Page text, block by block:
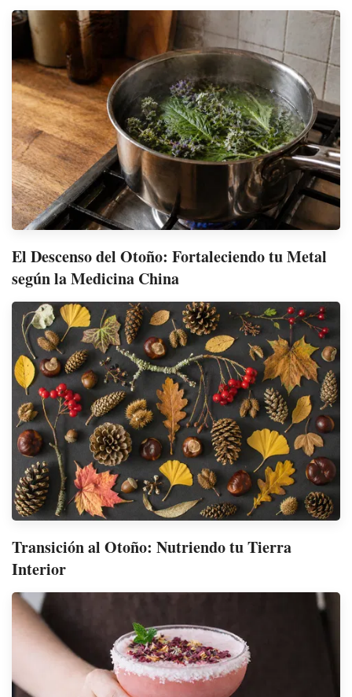
El Descenso del Otoño: Fortaleciendo tu Metal
según la Medicina China
Transición al Otoño: Nutriendo tu Tierra
Interior